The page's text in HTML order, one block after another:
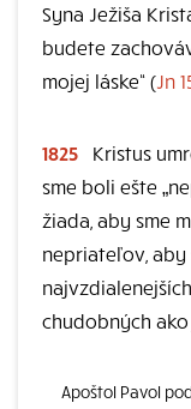
Syna Ježiša
budete
mojej láske“ (Jn
1825 Kristus
sme boli ešte
žiada, aby sme
nepriateľov, aby
chudobných
Apoštol Pavol